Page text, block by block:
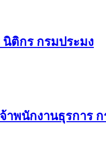
ติกร กรมประมง
าพนักงานธุรการ